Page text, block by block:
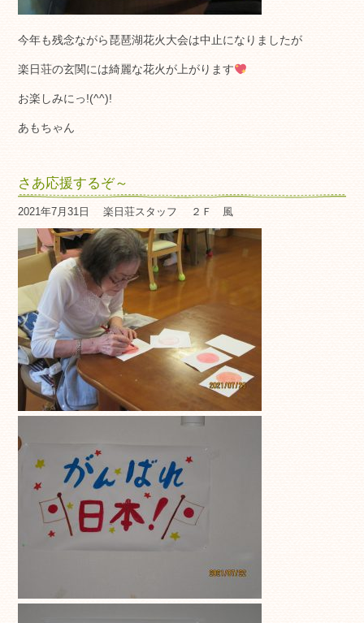
今年も残念ながら琵琶湖花火大会は中止になりましたが
楽日荘の玄関には綺麗な花火が上がります
お楽しみにっ!(^^)!
あもちゃん
さあ応援するぞ～
2021年7月31日 楽日荘スタッフ ２Ｆ 風